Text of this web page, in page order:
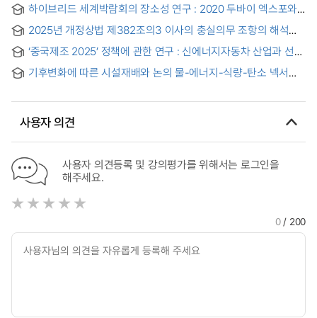
Factors of Vocational Education Talent Cultivation Policies
under `Made in China 2025' Focusing on Jiangxi Province
하이브리드 세계박람회의 장소성 연구 : 2020 두바이 엑스포와
Sense of Place in Hybrid World Expositions: A Case Study
of Expo 2020 Dubai and Expo 2025 Osaka-Kansai
2025년 개정상법 제382조의3 이사의 충실의무 조항의 해석과
Operation of Article 382-3 in the 2025 Amendment
Korean Commercial Act
‘중국제조 2025’ 정책에 관한 연구 : 신에너지자동차 산업과 선박
기후변화에 따른 시설재배와 논의 물-에너지-식량-탄소 넥서스
사용자 의견
사용자 의견등록 및 강의평가를 위해서는 로그인을
해주세요.
0/ 200